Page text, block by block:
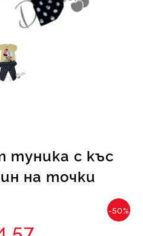
туника с къс
на точки
-50%